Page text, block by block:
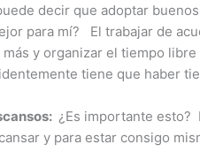
decir que adoptar
para mí? El trabajar de
y organizar el tiempo
tiene que haber
¿Es importante esto?
y para estar consigo